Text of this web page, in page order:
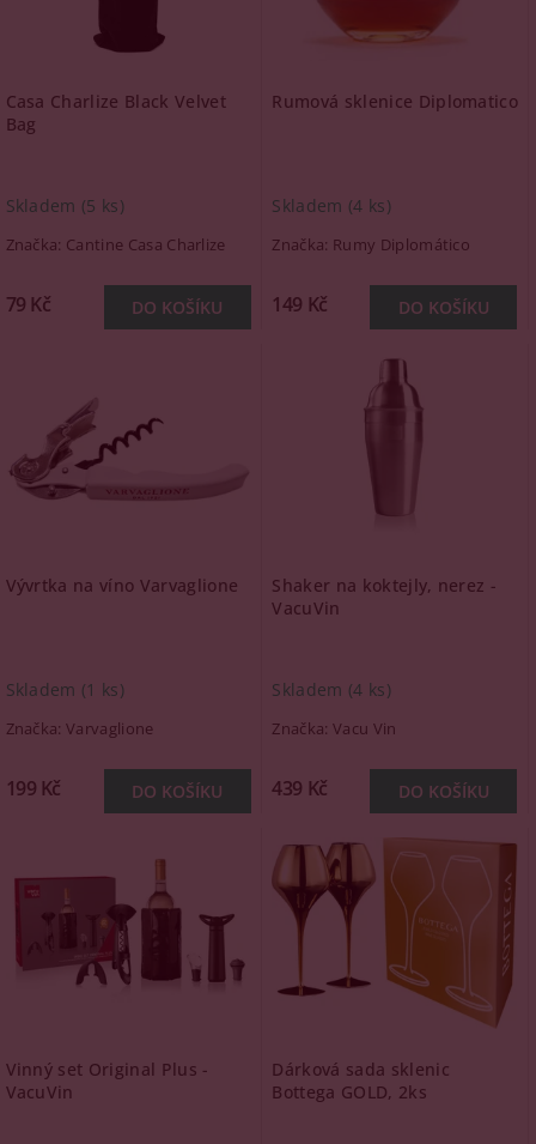
Casa Charlize Black Velvet
Bag
Skladem (5 ks)
Značka: Cantine Casa Charlize
79 Kč
Rumová sklenice Diplomatico
Skladem (4 ks)
Značka: Rumy Diplomático
149 Kč
Vývrtka na víno Varvaglione
Skladem (1 ks)
Značka:Varvaglione
199 Kč
Shaker na koktejly, nerez -
VacuVin
Skladem (4 ks)
Značka: Vacu Vin
439 Kč
Vinný set Original Plus -
VacuVin
Dárková sada sklenic
Bottega GOLD, 2ks